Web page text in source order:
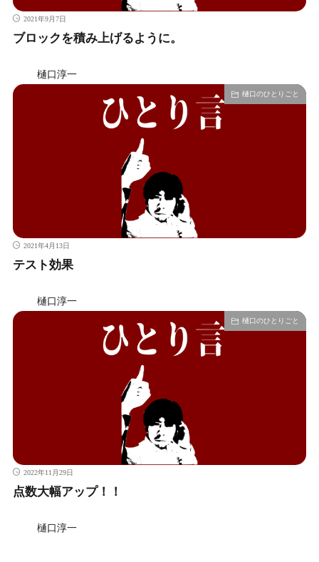
2021年9月7日
ブロックを積み上げるように。
樋口淳一
樋口のひとりごと
2021年4月13日
テスト効果
樋口淳一
樋口のひとりごと
2022年11月29日
点数大幅アップ！！
樋口淳一